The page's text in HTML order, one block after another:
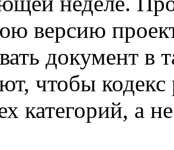
версию
документ в
чтобы
категорий, а